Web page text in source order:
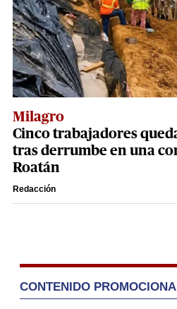
Milagro
Cinco trabajadores
tras derrumbe en una
Roatán
Redacción
CONTENIDO